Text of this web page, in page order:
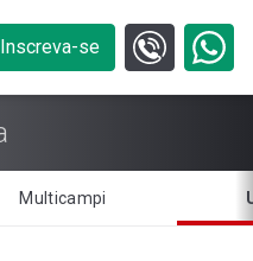
Inscreva-se
Multicampi